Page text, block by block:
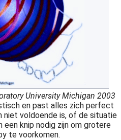
University Michigan 2003
en past alles zich perfect
niet voldoende is, of de situatie
een knip nodig zijn om grotere
te voorkomen.